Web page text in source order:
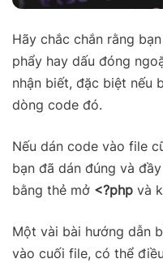
Hãy chắc chắn rằng
phẩy hay dấu đóng
nhận biết, đặc biệt nếu
dòng code đó.
Nếu dán code vào file
bạn đã dán đúng và
bằng thẻ mở <?php và
Một vài bài hướng dẫn
vào cuối file, có thể